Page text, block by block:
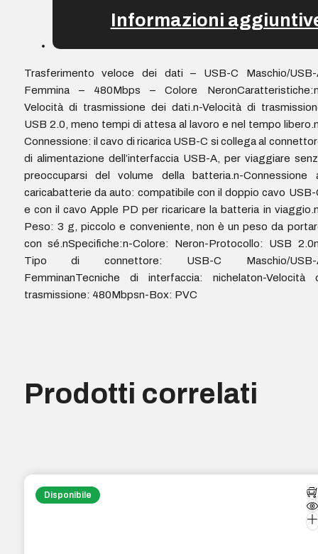
Informazioni
Trasferimento veloce dei dati – USB-C Maschio/USB-
Femmina – 480Mbps – Colore
Velocità di trasmissione dei dati.n-Velocità di
USB 2.0, meno tempi di attesa al lavoro e nel tempo
Connessione: il cavo di ricarica USB-C si collega al
di alimentazione dell’interfaccia USB-A, per viaggiare
preoccuparsi del volume della batteria.n-Connessione
caricabatterie da auto: compatibile con il doppio cavo USB-
e con il cavo Apple PD per ricaricare la batteria in
Peso: 3 g, piccolo e conveniente, non è un peso da
con sé.nSpecifiche:n-Colore: Neron-Protocollo: USB
Tipo di connettore: USB-C Maschio/USB-
FemminanTecniche di interfaccia: nichelaton-Velocità
trasmissione: 480Mbpsn-Box: PVC
Prodotti correlati
Disponibile